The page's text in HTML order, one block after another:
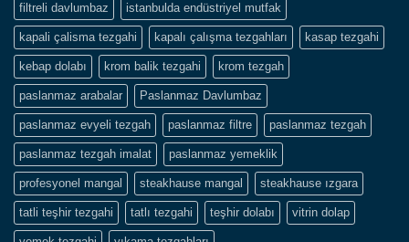
filtreli davlumbaz istanbulda endüstriyel mutfak
kapali çalisma tezgahi kapalı çalışma tezgahları kasap tezgahi
kebap dolabı krom balik tezgahi krom tezgah
paslanmaz arabalar Paslanmaz Davlumbaz
paslanmaz evyeli tezgah paslanmaz filtre paslanmaz tezgah
paslanmaz tezgah imalat paslanmaz yemeklik
profesyonel mangal steakhause mangal steakhause ızgara
tatli teşhir tezgahi tatlı tezgahi teşhir dolabı vitrin dolap